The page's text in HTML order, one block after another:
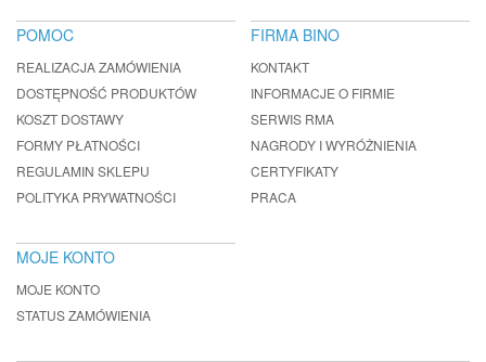
POMOC
REALIZACJA ZAMÓWIENIA
DOSTĘPNOŚĆ PRODUKTÓW
KOSZT DOSTAWY
FORMY PŁATNOŚCI
REGULAMIN SKLEPU
POLITYKA PRYWATNOŚCI
FIRMA BINO
KONTAKT
INFORMACJE O FIRMIE
SERWIS RMA
NAGRODY I WYRÓŻNIENIA
CERTYFIKATY
PRACA
MOJE KONTO
MOJE KONTO
STATUS ZAMÓWIENIA